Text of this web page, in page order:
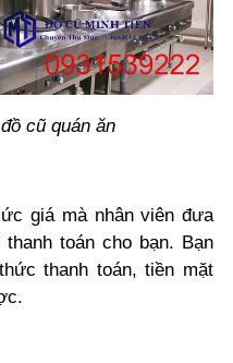
cũ quán ăn
giá mà nhân viên đưa
toán cho bạn. Bạn
thanh toán, tiền mặt